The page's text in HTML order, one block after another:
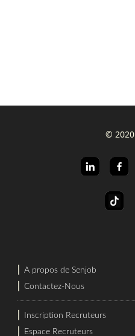
© 2020
A propos de Senjob
Contactez-Nous
Inscription Recruteurs
Espace Recruteurs